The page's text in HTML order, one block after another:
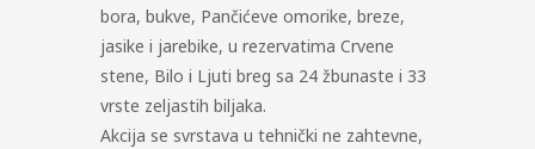
bora, bukve, Pančićeve omorike, breze,
jasike i jarebike, u rezervatima Crvene
stene, Bilo i Ljuti breg sa 24 žbunaste i 33
vrste zeljastih biljaka.
Akcija se svrstava u tehnički ne zahtevne,